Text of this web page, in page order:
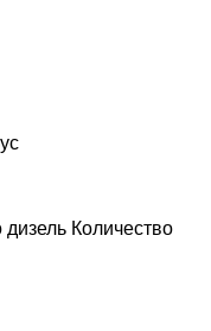
дизель Количество